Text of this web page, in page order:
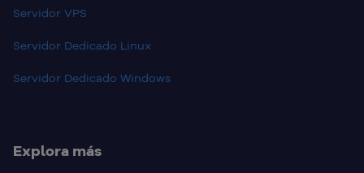
Servidor VPS
Servidor Dedicado Linux
Servidor Dedicado Windows
Explora más